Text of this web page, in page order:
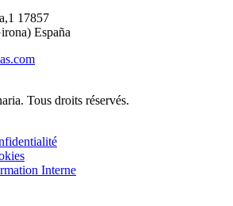
17857
España
Tous droits réservés.
Interne